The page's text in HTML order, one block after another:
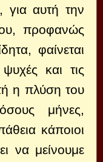
για αυτή την
προφανώς
φαίνεται
και τις
η πλύση του
μήνες,
κάποιοι
να μείνουμε